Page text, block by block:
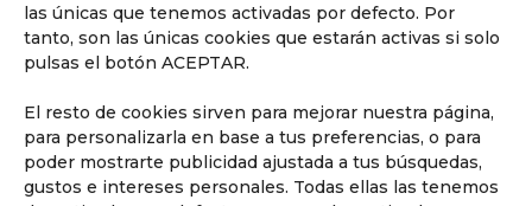
las únicas que tenemos activadas por defecto. Por
tanto, son las únicas cookies que estarán activas si solo
pulsas el botón ACEPTAR.
El resto de cookies sirven para mejorar nuestra página,
para personalizarla en base a tus preferencias, o para
poder mostrarte publicidad ajustada a tus búsquedas,
gustos e intereses personales. Todas ellas las tenemos